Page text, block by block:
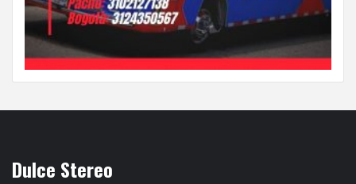
Dulce Stereo